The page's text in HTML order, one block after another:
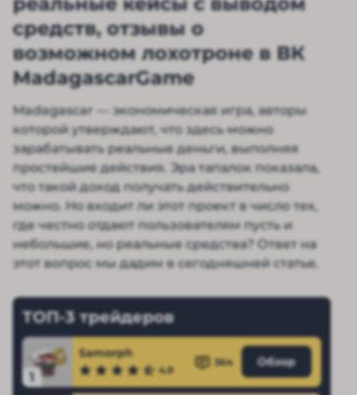
средств, отзывы о
возможном лохотроне в ВК
MadagascarGame
Madagascar — экономическая игра, авторы
которой утверждают, что здесь можно
зарабатывать реальные деньги, выполняя
простейшие действия. Эра тапалок показала,
что такой доход получать действительно
можно. Но входит ли этот проект в число тех,
где честно отдают пользователям пусть и
небольшие, но реальные средства? Ответ на
этот вопрос мы дадим в сегодняшней статье.
ТОП-3 трейдеров
1
Samorph
4.9
364 Обзор